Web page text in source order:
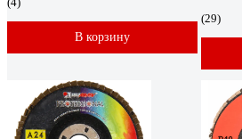
В корзину
(29)